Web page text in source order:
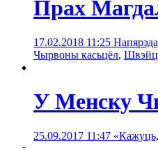
Прах
17.02.2018 11:25
Чырвоны касьцёл,
У Менску
25.09.2017 11:47